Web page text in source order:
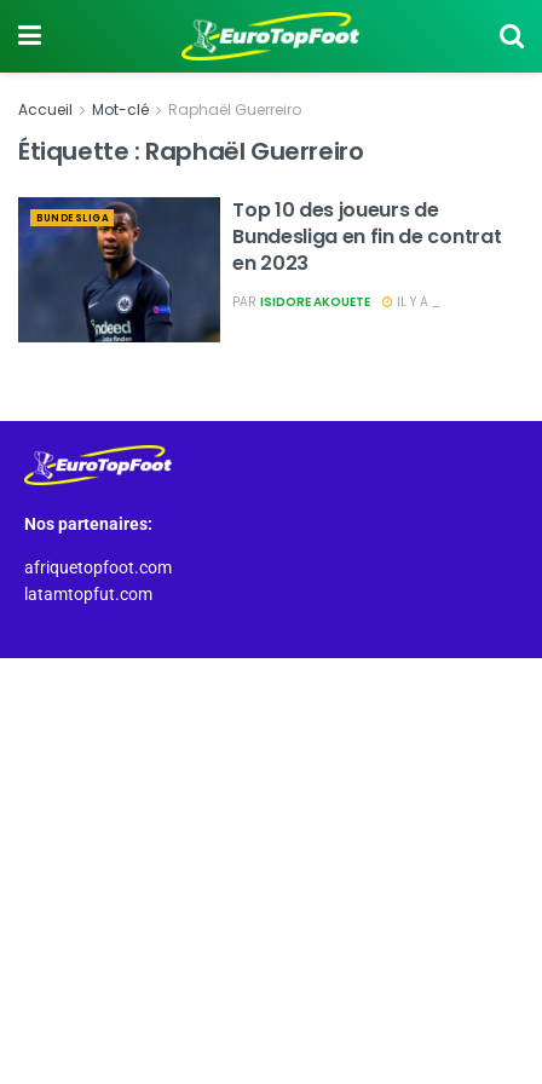
Accueil Mot-clé Raphaël Guerreiro
Étiquette : Raphaël Guerreiro
BUNDESLIGA
Top 10 des joueurs de
Bundesliga en fin de contrat
en 2023
PAR ISIDORE AKOUETE IL Y A _
Nos partenaires:
afriquetopfoot.com
latamtopfut.com